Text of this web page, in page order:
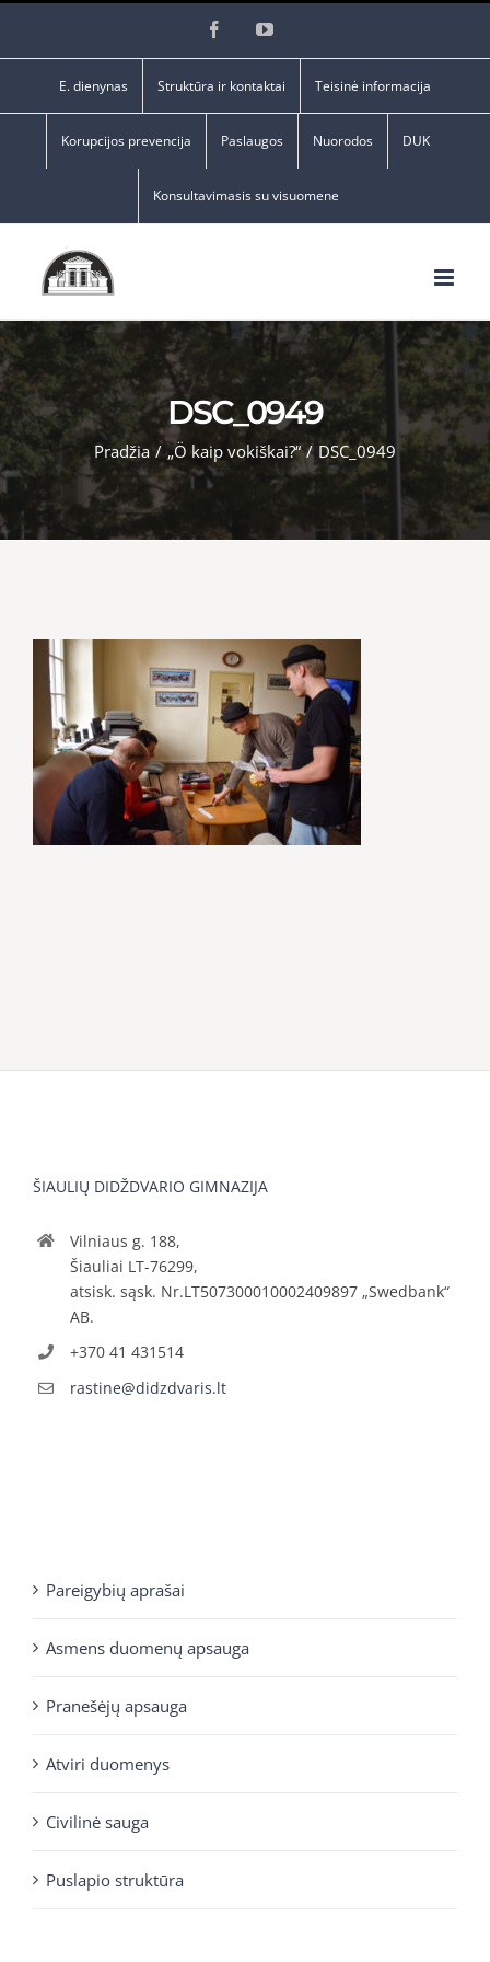
FacebookYouTube
E. dienynas Struktūra ir kontaktai Teisinė informacija
Korupcijos prevencija Paslaugos Nuorodos DUK
Konsultavimasis su visuomene
DSC_0949
Pradžia / „Ö kaip vokiškai?“ / DSC_0949
ŠIAULIŲ DIDŽDVARIO GIMNAZIJA
Vilniaus g. 188,
Šiauliai LT-76299,
atsisk. sąsk. Nr.LT507300010002409897 „Swedbank“
AB.
+370 41 431514
rastine@didzdvaris.lt
Pareigybių aprašai
Asmens duomenų apsauga
Pranešėjų apsauga
Atviri duomenys
Civilinė sauga
Puslapio struktūra